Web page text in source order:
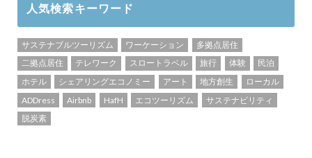
人気検索キーワード
サステナブルツーリズム ワーケーション
多拠点居住
二拠点居住
テレワーク スロートラベル 旅行 体験
民泊
ホテル
シェアリングエコノミー アート 地方創生
ローカル
ADDress
Airbnb HafH エコツーリズム
サステナビリティ
脱炭素